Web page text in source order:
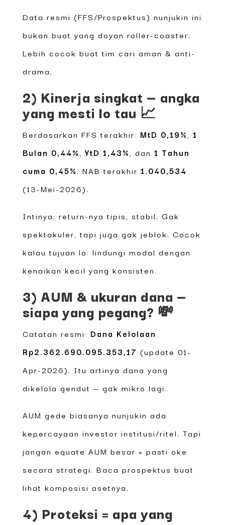
Data resmi (FFS/Prospektus) nunjukin ini
bukan buat yang doyan roller-coaster.
Lebih cocok buat tim cari aman & anti-
drama.
2) Kinerja singkat — angka
yang mesti lo tau 📈
Berdasarkan FFS terakhir: MtD 0,19% 1
Bulan 0,44% ,YtD 1,43% , dan 1 Tahun
cuma 0,45%. NAB terakhir 1.040,534
(13-Mei-2026).
Intinya: return-nya tipis, stabil. Gak
spektakuler, tapi juga gak jeblok. Cocok
kalau tujuan lo: lindungi modal dengan
kenaikan kecil yang konsisten.
3) AUM & ukuran dana —
siapa yang pegang? 💸
Catatan resmi: Dana Kelolaan
Rp2.362.690.095.353,17 (update 01-
Apr-2026). Itu artinya dana yang
dikelola gendut — gak mikro lagi.
AUM gede biasanya nunjukin ada
kepercayaan investor institusi/ritel. Tapi
jangan equate AUM besar = pasti oke
secara strategi. Baca prospektus buat
lihat komposisi asetnya.
4) Proteksi = apa yang